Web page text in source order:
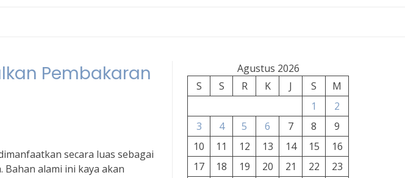
Pembakaran
secara luas sebagai
alami ini kaya akan
Agustus 2026
S
S R K J S
M
1
2
3
4 5 6 7 8
9
10
11 12 13 14 15
16
17
18 19 20 21 22
23